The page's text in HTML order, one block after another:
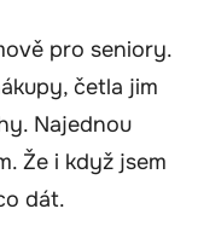
pro seniory.
četla jim
Najednou
Že i když jsem
dát.